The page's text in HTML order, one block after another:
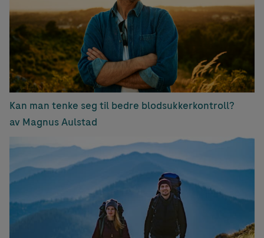
Kan man tenke seg til bedre blodsukkerkontroll?
av Magnus Aulstad